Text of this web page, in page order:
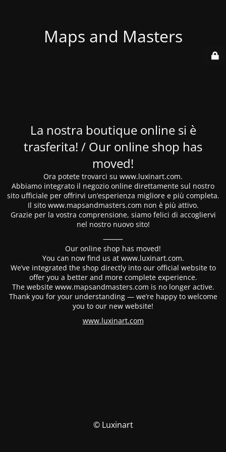
Maps and Masters
La nostra boutique online si è
trasferita! / Our online shop has
moved!
Ora potete trovarci su www.luxinart.com.
Abbiamo integrato il negozio online direttamente sul nostro
sito ufficiale per offrirvi un’esperienza migliore e più completa.
Il sito www.mapsandmasters.com non è più attivo.
Grazie per la vostra comprensione, siamo felici di accogliervi
nel nostro nuovo sito!
⸻
Our online shop has moved!
You can now find us at www.luxinart.com.
We’ve integrated the shop directly into our official website to
offer you a better and more complete experience.
The website www.mapsandmasters.com is no longer active.
Thank you for your understanding — we’re happy to welcome
you to our new website!
www.luxinart.com
© Luxinart